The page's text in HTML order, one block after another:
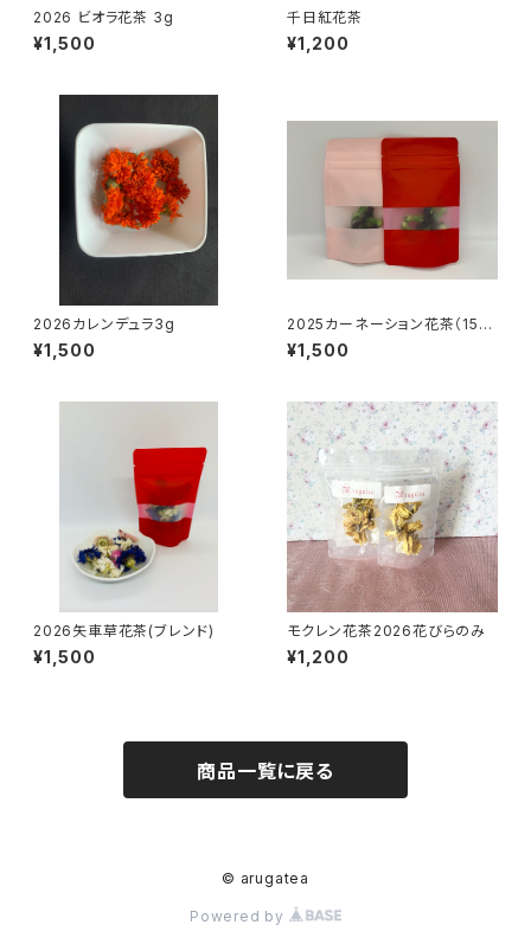
2026 ビオラ花茶 3g
¥1,500
千日紅花茶
¥1,200
2026カレンデュラ3g
¥1,500
2025カーネーション花茶（15
凛)
¥1,500
2026矢車草花茶(ブレンド)
¥1,500
モクレン花茶2026花びらのみ
¥1,200
商品一覧に戻る
© arugatea
Powered by